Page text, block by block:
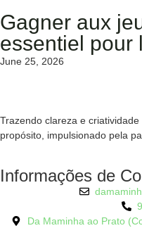
Gagner aux
essentiel pour
June 25, 2026
Trazendo clareza e
propósito, impulsionado pela
Informações de
Da Maminha ao Prato